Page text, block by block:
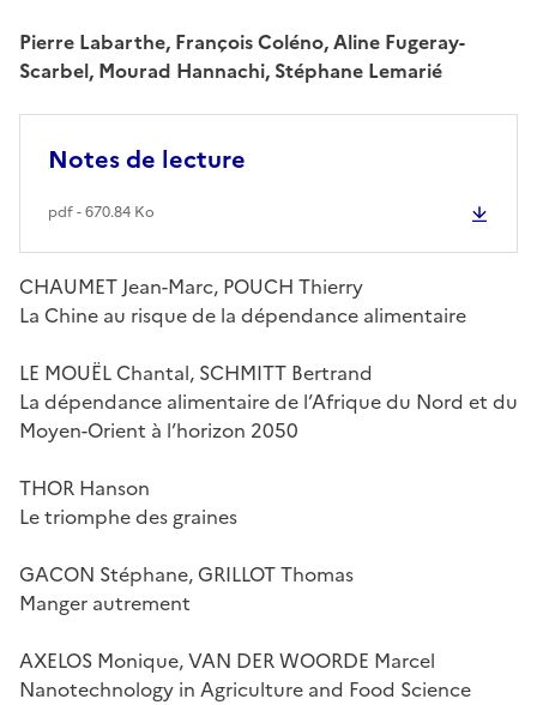
Pierre Labarthe, François Coléno, Aline Fugeray-
Scarbel, Mourad Hannachi, Stéphane Lemarié
Notes de lecture
pdf - 670.84 Ko
CHAUMET Jean-Marc, POUCH Thierry
La Chine au risque de la dépendance alimentaire
LE MOUËL Chantal, SCHMITT Bertrand
La dépendance alimentaire de l’Afrique du Nord et du
Moyen-Orient à l’horizon 2050
THOR Hanson
Le triomphe des graines
GACON Stéphane, GRILLOT Thomas
Manger autrement
AXELOS Monique, VAN DER WOORDE Marcel
Nanotechnology in Agriculture and Food Science